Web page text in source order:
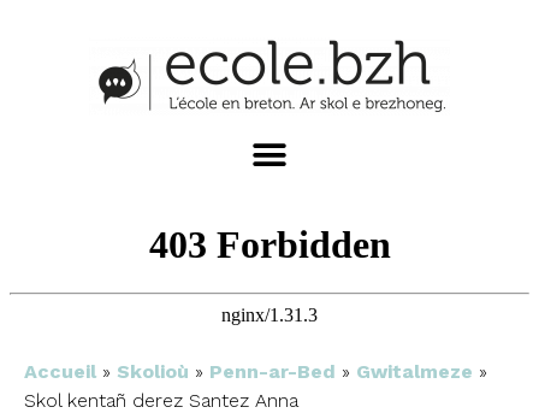
Accueil » Skolioù » Penn-ar-Bed » Gwitalmeze »
Skol kentañ derez Santez Anna